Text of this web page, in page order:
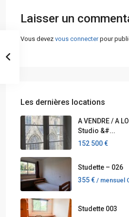
Laisser un
Vous devez vous connecterpour
Les dernières locations
A VENDRE / A
Studio &#...
152 500 €
Studette – 026
355 € / mensuel
Studette 003